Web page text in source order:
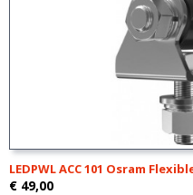
LEDPWL ACC 101 Osram
€ 49,00